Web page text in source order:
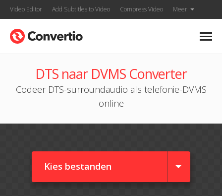
Video Editor Add Subtitles to Video Compress Video Meer
DTS naar DVMS Converter
Codeer DTS-surroundaudio als telefonie-DVMS
online
Kies bestanden